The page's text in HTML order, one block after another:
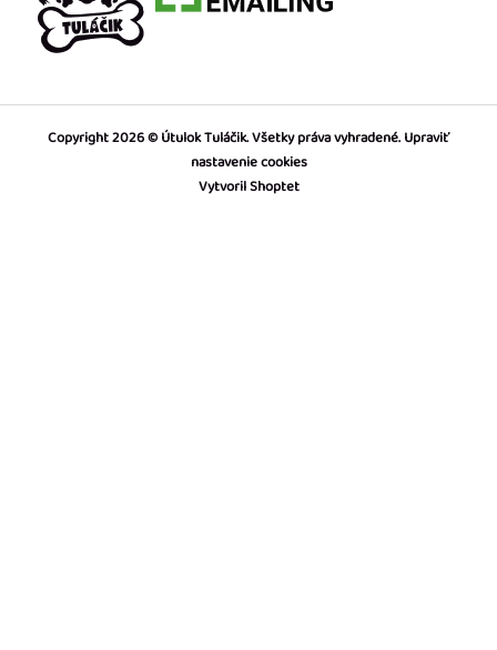
Vytvoril Shoptet
Copyright 2026 Útulok Tuláčik. Všetky práva vyhradené.Upraviť
nastavenie cookies